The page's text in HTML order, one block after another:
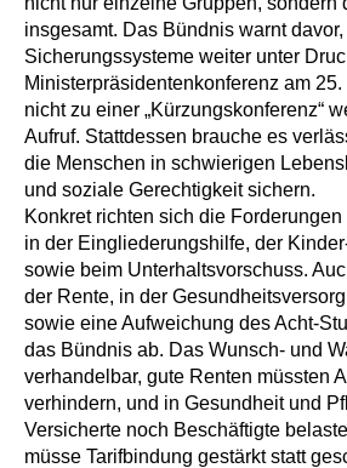
Ortsverein Arnum
Ortsverein Barsinghausen
Ortsverein Bennigsen
Ortsverein Bredenbeck
Ortsverein Godshorn
Ortsverein Garbsen
Ortsverein Fuhrberg
Ortsverein Berenbostel
Ortsverein Burgdorf
Ortsverein Burgdorf
Ortsverein Engelbostel-
Kindertagesstätte Freytagstraße
Kindertagesstätte Gehägestraße
Kindertagesstätte Gottfried-
Familienzentrum
Kindertagesstätte Große Pranke
Kindertagesstätte Herbartstraße
Kindertagesstätte Hiltrud-Grote-
Krippe Höltystraße
Kindertagesstätte Elmstraße /
Kindertagesstätte
Familienzentrum
Kindertagesstätte Freytagstraße
Kindertagesstätte Gehägestraße
Kindertagesstätte Gorch-Fock-
Kindertagesstätte Gottfried-
Familienzentrum
Kindertagesstätte Große Pranke
Kindertagesstätte Pfarrlandplatz
Kindertagesstätte
Hort Salzmannstraße
Kindertagesstätte Schweriner
Familienzentrum
Außenstelle Hort
Kindertagesstätte Sylter Weg
Kindertagesstätte Mühenkamp
Kindertagesstätte
Familienzentrum
Kindertagesstätte Schweriner
Familienzentrum
Life Kinetik
Yoga mit Baby
Yoga in der Schwangerschaft
Stretch und Relax
Fitness für Frauen
Online Pflege- und
Helfende Hände
Pflege und Wohnen
Beratungsangebote
Jugendwohnen im Stadtteil
Ältere Menschen
Behördenbegleitung und
Mehrsprachige Beratung
Wegweiser Seniorenkompass
Infotelefon
Migration
Berufssprachkurse
Migrationsberatung für junge
Interkulturelle Beratung für ältere
Menschen mit Behinderungen
insgesamt. Das Bündnis warnt
Sicherungssysteme weiter unter
Ministerpräsidentenkonferenz am
nicht zu einer „Kürzungskonferenz“
Aufruf. Stattdessen brauche es
die Menschen in schwierigen
und soziale Gerechtigkeit sichern.
Konkret richten sich die
in der Eingliederungshilfe, der
sowie beim Unterhaltsvorschuss.
der Rente, in der
sowie eine Aufweichung des Acht-
das Bündnis ab. Das Wunsch- und
verhandelbar, gute Renten müssten
verhindern, und in Gesundheit und
Versicherte noch Beschäftigte
müsse Tarifbindung gestärkt statt